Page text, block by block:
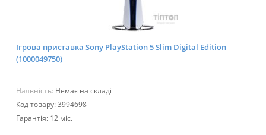
Ігрова приставка Sony PlayStation 5 Slim Digital Edition
(1000049750)
Наявність: Немає на складі
Код товару: 3994698
Гарантія: 12 міс.